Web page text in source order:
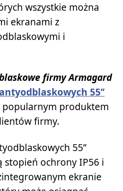
wszystkie można
ekranami z
i
firmy Armagard
55’’
popularnym produktem
firmy.
55”
stopień ochrony IP56 i
ekranie